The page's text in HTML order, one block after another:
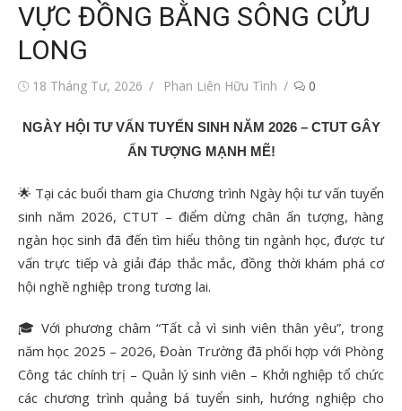
VỰC ĐỒNG BẰNG SÔNG CỬU
LONG
Đăng18 Tháng Tư, 2026
Tác
Phan Liên Hữu Tình 0
NGÀY HỘI TƯ VẤN TUYỂN SINH NĂM 2026 – CTUT GÂY
ẤN TƯỢNG MẠNH MẼ!
🌟 Tại các buổi tham gia Chương trình Ngày hội tư vấn tuyển
sinh năm 2026, CTUT – điểm dừng chân ấn tượng, hàng
ngàn học sinh đã đến tìm hiểu thông tin ngành học, được tư
vấn trực tiếp và giải đáp thắc mắc, đồng thời khám phá cơ
hội nghề nghiệp trong tương lai.
🎓 Với phương châm “Tất cả vì sinh viên thân yêu”, trong
năm học 2025 – 2026, Đoàn Trường đã phối hợp với Phòng
Công tác chính trị – Quản lý sinh viên – Khởi nghiệp tổ chức
các chương trình quảng bá tuyển sinh, hướng nghiệp cho